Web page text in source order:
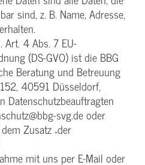
sind, z. B. Name, Adresse,
Art. 4 Abs. 7 EU-
(DS-GVO) ist die BBG
Beratung und Betreuung
40591 Düsseldorf,
Datenschutzbeauftragten
svg.de oder
Zusatz „der
mit uns per E-Mail oder